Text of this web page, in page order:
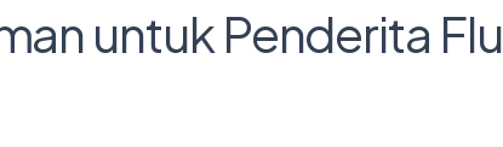
untuk Penderita Flu